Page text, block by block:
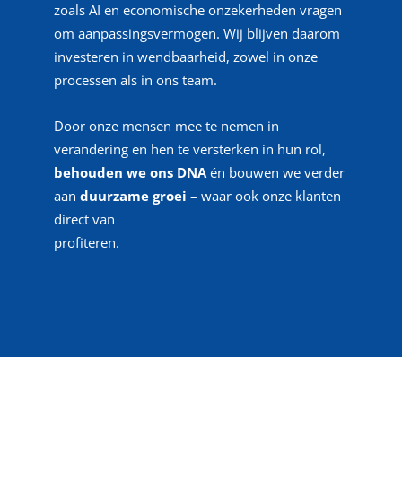
zoals AI en economische onzekerheden vragen
om aanpassingsvermogen. Wij blijven daarom
investeren in wendbaarheid, zowel in onze
processen als in ons team.
Door onze mensen mee te nemen in
verandering en hen te versterken in hun rol,
behouden we ons DNAén bouwen we verder
aan duurzame groei – waar ook onze klanten
direct van
profiteren.